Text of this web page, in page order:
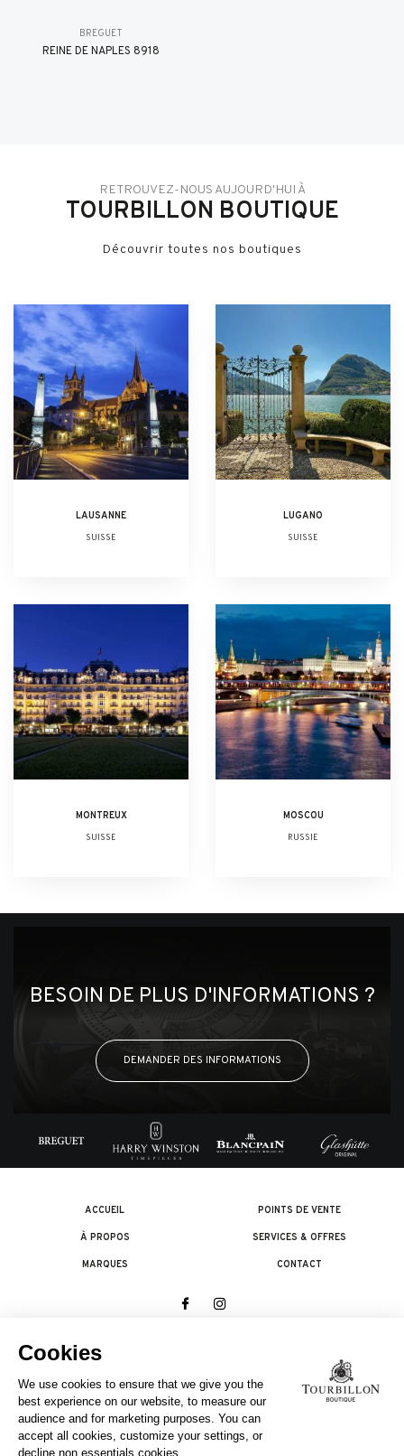
BREGUET
REINE DE NAPLES 8918
RETROUVEZ-NOUS AUJOURD'HUI À
TOURBILLON BOUTIQUE
Découvrir toutes nos boutiques
LAUSANNE
SUISSE
LUGANO
SUISSE
MONTREUX
SUISSE
MOSCOU
RUSSIE
BESOIN DE PLUS D'INFORMATIONS ?
DEMANDER DES INFORMATIONS
ACCUEIL
À PROPOS
MARQUES
POINTS DE VENTE
SERVICES & OFFRES
CONTACT
UNE ENTREPRISE DU